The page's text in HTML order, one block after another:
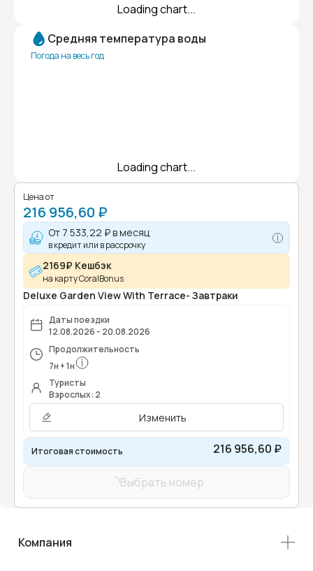
Loading chart...
Средняя температура воды
Погода на весь год
Loading chart...
Цена от
216 956,60 ₽
От 7 533,22 ₽в месяц
в кредит или в рассрочку
2169₽ Кешбэк
на карту CoralBonus
Deluxe Garden View With Terrace- Завтраки
Даты поездки
12.08.2026 - 20.08.2026
Продолжительность
7н +1н
Туристы
Взрослых: 2
Изменить
Итоговая стоимость 216 956,60 ₽
Выбрать номер
Компания